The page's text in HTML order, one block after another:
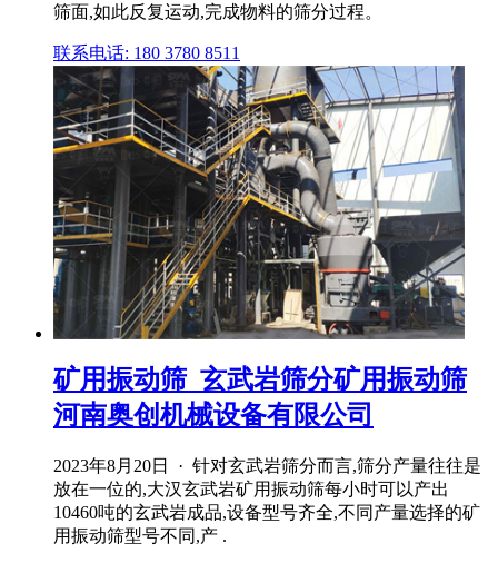
筛面,如此反复运动,完成物料的筛分过程。
联系电话: 180 3780 8511
矿用振动筛_玄武岩筛分矿用振动筛
河南奥创机械设备有限公司
2023年8月20日 · 针对玄武岩筛分而言,筛分产量往往是
放在一位的,大汉玄武岩矿用振动筛每小时可以产出
10460吨的玄武岩成品,设备型号齐全,不同产量选择的矿
用振动筛型号不同,产 .